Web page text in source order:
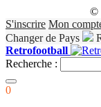
©
S'inscrire Mon
Changer de Pays
Retrofootball
Recherche :
0